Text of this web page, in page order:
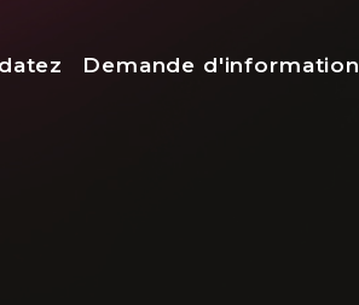
top Demande d'information